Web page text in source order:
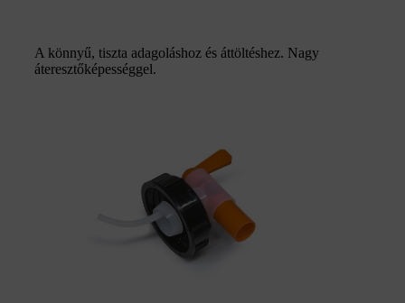
A könnyű, tiszta adagoláshoz és áttöltéshez. Nagy
áteresztőképességgel.